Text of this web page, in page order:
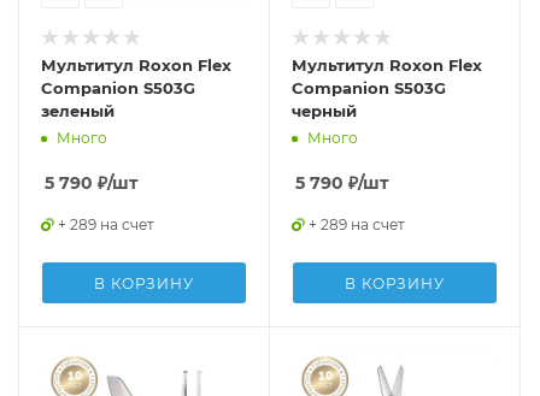
Мультитул Roxon Flex
Companion S503G
зеленый
Много
5 790 ₽/шт
+ 289 на счет
В КОРЗИНУ
Мультитул Roxon Flex
Companion S503G
черный
Много
5 790 ₽/шт
+ 289 на счет
В КОРЗИНУ